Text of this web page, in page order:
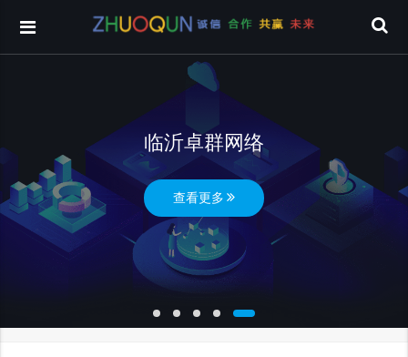
临沂卓群网络
查看更多